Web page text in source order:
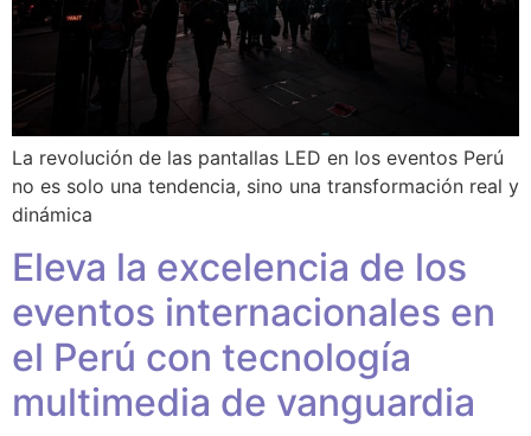
La revolución de las pantallas LED en los eventos Perú
no es solo una tendencia, sino una transformación real y
dinámica
Eleva la excelencia de los
eventos internacionales en
el Perú con tecnología
multimedia de vanguardia